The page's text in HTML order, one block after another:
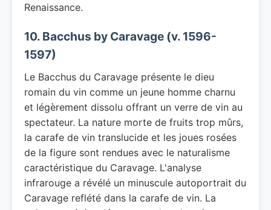
Renaissance.
10. Bacchus by Caravage (v. 1596-
1597)
Le Bacchus du Caravage présente le dieu
romain du vin comme un jeune homme charnu
et légèrement dissolu offrant un verre de vin au
spectateur. La nature morte de fruits trop mûrs,
la carafe de vin translucide et les joues rosées
de la figure sont rendues avec le naturalisme
caractéristique du Caravage. L'analyse
infrarouge a révélé un minuscule autoportrait du
Caravage reflété dans la carafe de vin. La